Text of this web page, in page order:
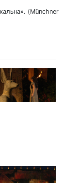
(Münchner